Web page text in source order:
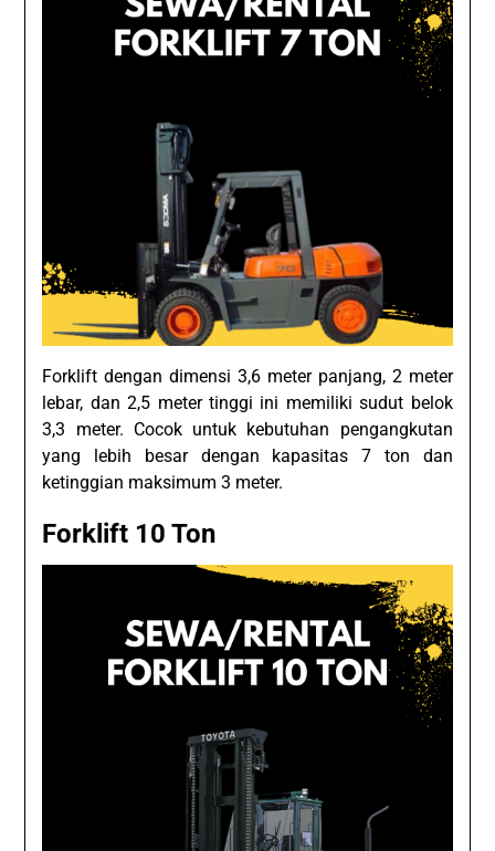
Forklift dengan dimensi 3,6 meter panjang, 2 meter
lebar, dan 2,5 meter tinggi ini memiliki sudut belok
3,3 meter. Cocok untuk kebutuhan pengangkutan
yang lebih besar dengan kapasitas 7 ton dan
ketinggian maksimum 3 meter.
Forklift 10 Ton